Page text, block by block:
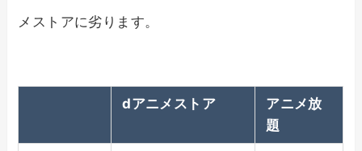
メストアに劣ります。
dアニメストア
アニメ放
題